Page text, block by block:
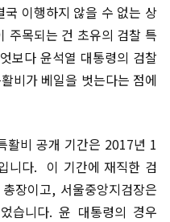
이행하지 않을 수 없는 상
주목되는 건 초유의 검찰 특
보다 윤석열 대통령의 검찰
비가 베일을 벗는다는 점에
활비 공개 기간은 2017년 1
니다. 이 기간에 재직한 검
장이고, 서울중앙지검장은
습니다. 윤 대통령의 경우